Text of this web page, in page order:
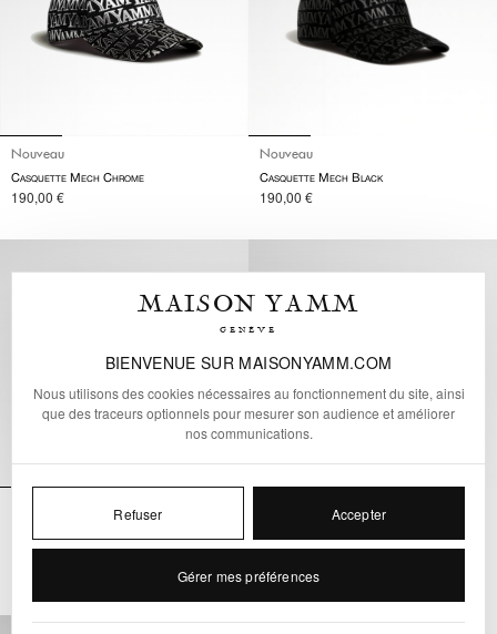
Nouveau
Casquette Mech Chrome
190,00 €
Nouveau
Casquette Mech Black
190,00 €
190,00€ 190,00€
MAISON YAMM
GENÈVE
BIENVENUE SUR MAISONYAMM.COM
Nous utilisons des cookies nécessaires au fonctionnement du site, ainsi
que des traceurs optionnels pour mesurer son audience et améliorer
nos communications.
Accepter
Refuser
Gérer mes préférences